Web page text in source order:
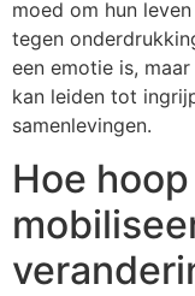
moed om hun
tegen
een emotie is,
kan leiden tot
samenlevingen.
Hoe